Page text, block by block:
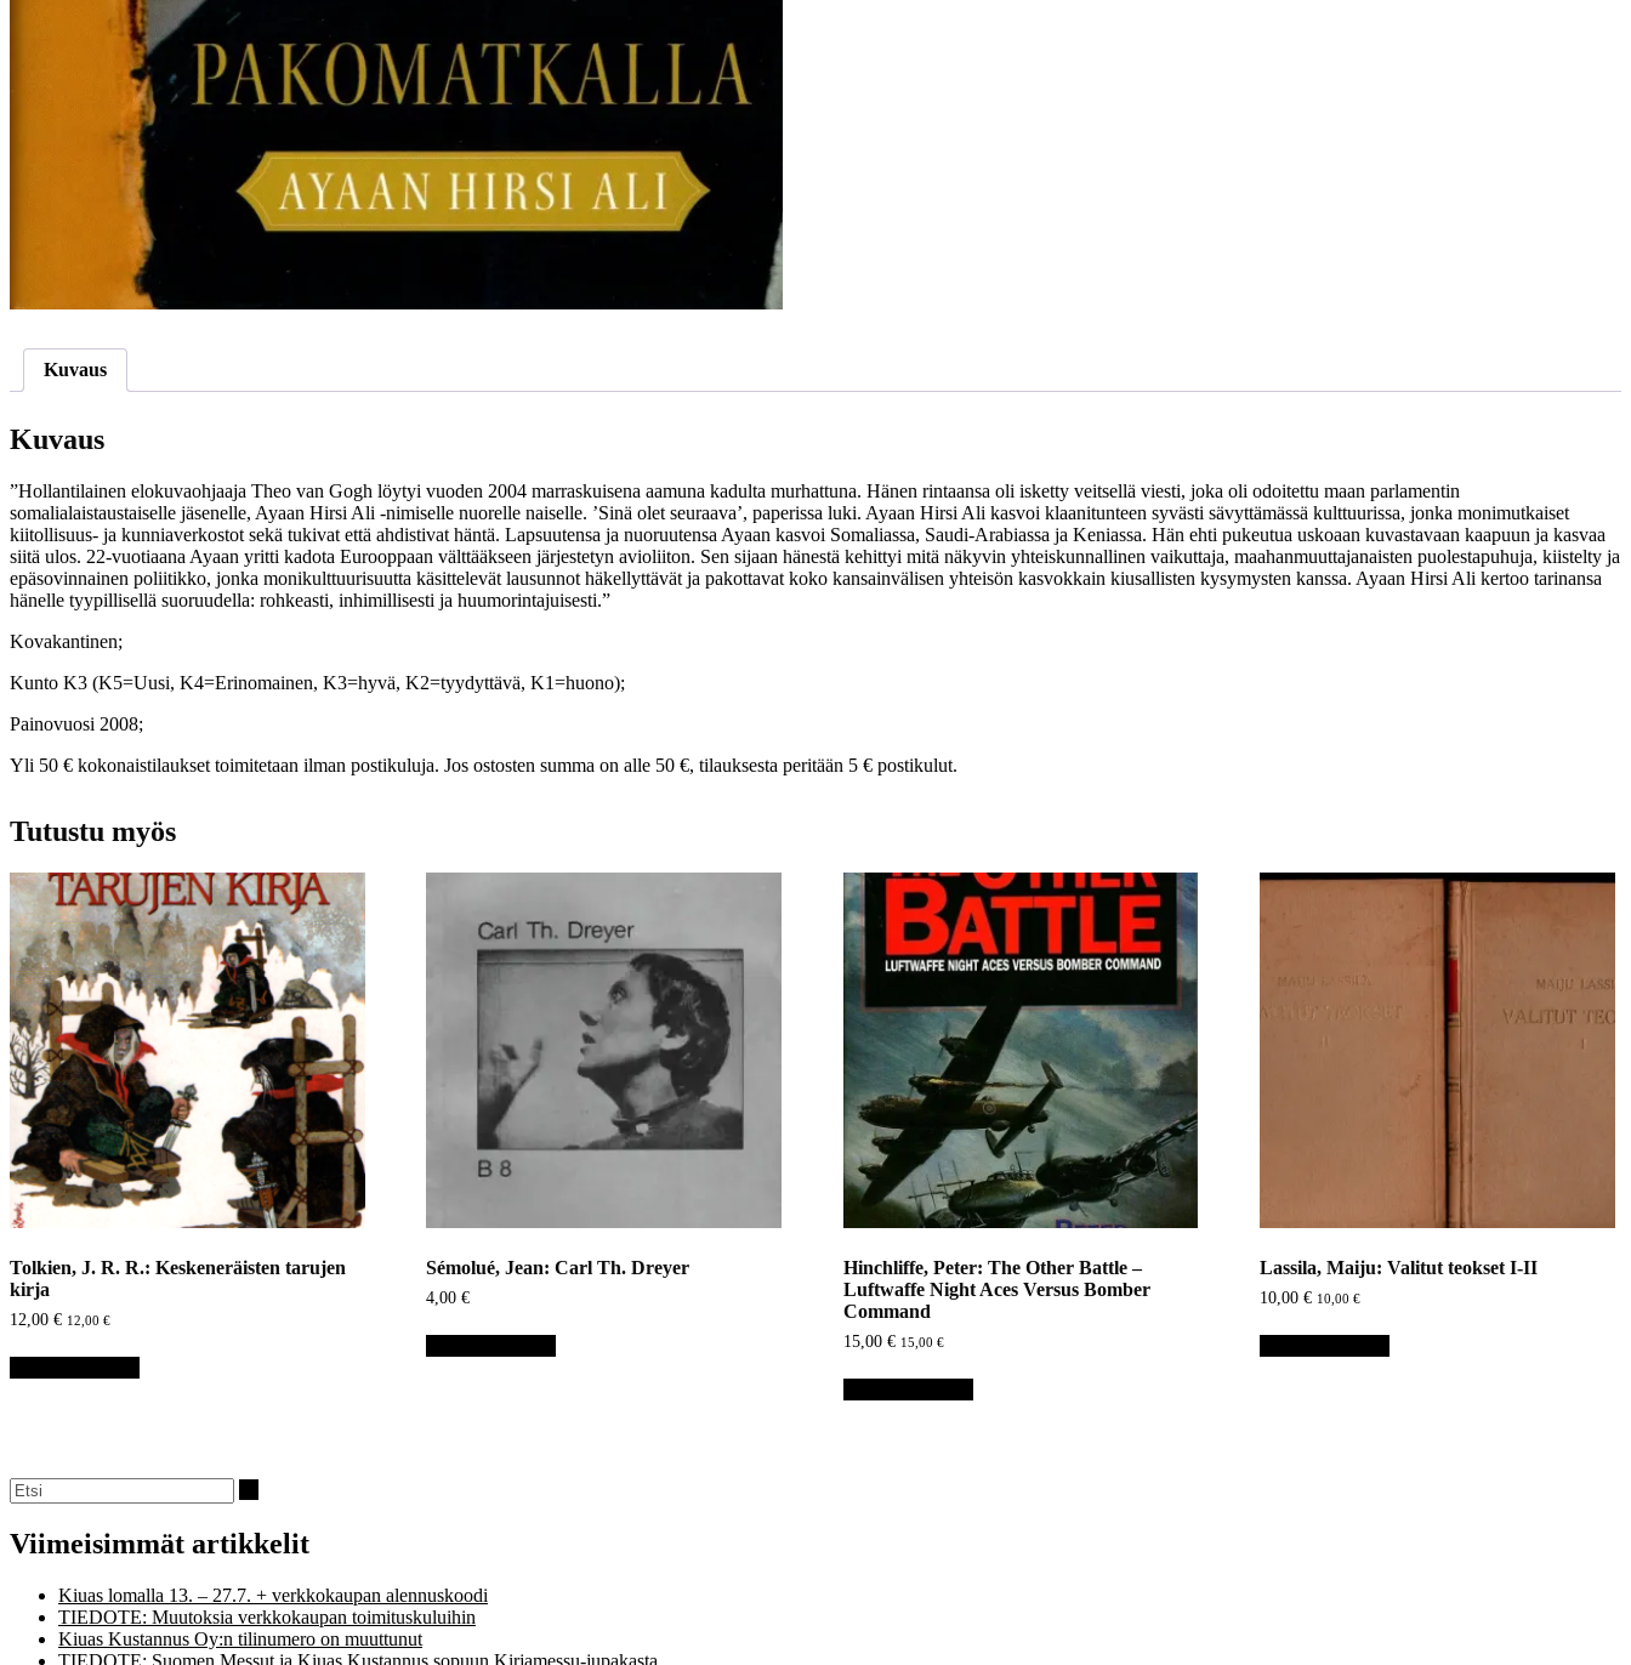
Kuvaus
Kuvaus
”Hollantilainen elokuvaohjaaja Theo van Gogh löytyi vuoden 2004 marraskuisena aamuna kadulta murhattuna. Hänen rintaansa oli isketty veitsellä viesti, joka oli odoitettu maan parlamentin
somalialaistaustaiselle jäsenelle, Ayaan Hirsi Ali -nimiselle nuorelle naiselle. ’Sinä olet seuraava’, paperissa luki. Ayaan Hirsi Ali kasvoi klaanitunteen syvästi sävyttämässä kulttuurissa, jonka monimutkaiset
kiitollisuus- ja kunniaverkostot sekä tukivat että ahdistivat häntä. Lapsuutensa ja nuoruutensa Ayaan kasvoi Somaliassa, Saudi-Arabiassa ja Keniassa. Hän ehti pukeutua uskoaan kuvastavaan kaapuun ja kasvaa
siitä ulos. 22-vuotiaana Ayaan yritti kadota Eurooppaan välttääkseen järjestetyn avioliiton. Sen sijaan hänestä kehittyi mitä näkyvin yhteiskunnallinen vaikuttaja, maahanmuuttajanaisten puolestapuhuja, kiistelty ja
epäsovinnainen poliitikko, jonka monikulttuurisuutta käsittelevät lausunnot häkellyttävät ja pakottavat koko kansainvälisen yhteisön kasvokkain kiusallisten kysymysten kanssa. Ayaan Hirsi Ali kertoo tarinansa
hänelle tyypillisellä suoruudella: rohkeasti, inhimillisesti ja huumorintajuisesti.”
Kovakantinen;
Kunto K3 (K5=Uusi, K4=Erinomainen, K3=hyvä, K2=tyydyttävä, K1=huono);
Painovuosi 2008;
Yli 50 € kokonaistilaukset toimitetaan ilman postikuluja. Jos ostosten summa on alle 50 €, tilauksesta peritään 5 € postikulut.
Tutustu myös
Tolkien, J. R. R.: Keskeneräisten tarujen
kirja
12,00 € 12,00 €
Sémolué, Jean: Carl Th. Dreyer
4,00€
Hinchliffe, Peter: The Other Battle –
Luftwaffe Night Aces Versus Bomber
Command
15,00 € 15,00 €
Lassila, Maiju: Valitut teokset I-II
10,00 € 10,00 €
Viimeisimmät artikkelit
Kiuas lomalla 13. – 27.7. + verkkokaupan alennuskoodi
TIEDOTE: Muutoksia verkkokaupan toimituskuluihin
Kiuas Kustannus Oy:n tilinumero on muuttunut